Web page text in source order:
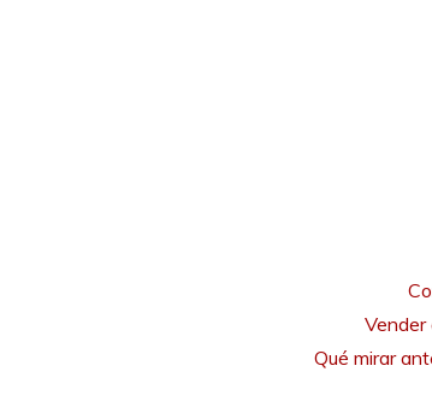
Vender
Qué mirar